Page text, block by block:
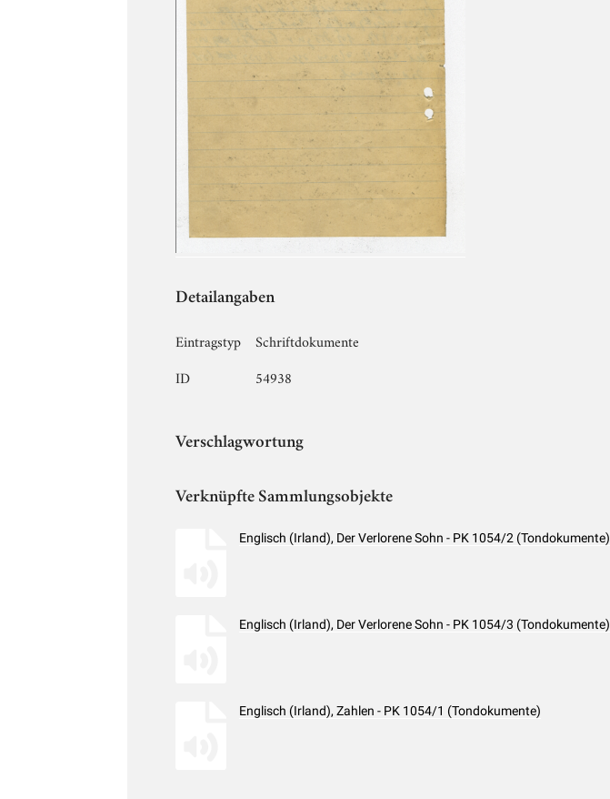
Detailangaben
Eintragstyp
Schriftdokumente
ID
54938
Verschlagwortung
Verknüpfte Sammlungsobjekte
Englisch (Irland), Der Verlorene Sohn - PK 1054/2 (Tondokumente)
Englisch (Irland), Der Verlorene Sohn - PK 1054/3 (Tondokumente)
Englisch (Irland), Zahlen - PK 1054/1 (Tondokumente)